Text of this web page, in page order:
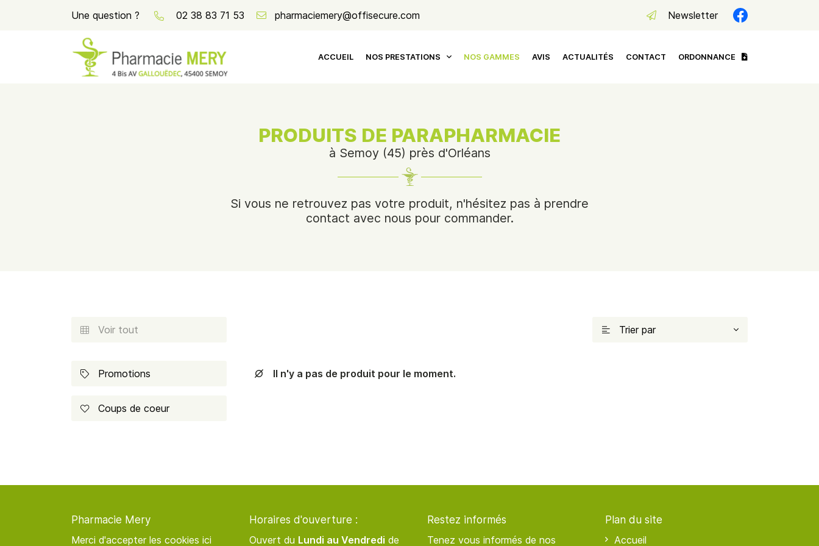
Une question ? 02 38 83 71 53 Newsletter
ACCUEIL NOS PRESTATIONS NOS GAMMES AVIS ACTUALITÉS CONTACT ORDONNANCE
4 Bis Avenue Louis Gallouedec
En cochant cette case, vous consentez à recevoir nos propositions
PRODUITS DE PARAPHARMACIE
à Semoy (45) près d'Orléans
Si vous ne retrouvez pas votre produit, n'hésitez pas à prendre
contact avec nous pour commander.
 Voir tout
 Promotions
 Coups de coeur
 Trier par
 Il n'y a pas de produit pour le moment.
Pharmacie Mery
Merci d'accepter les cookies ici
Horaires d'ouverture :
Ouvert du Lundi au Vendredi de
Restez informés
Tenez vous informés de nos
Plan du site
Accueil